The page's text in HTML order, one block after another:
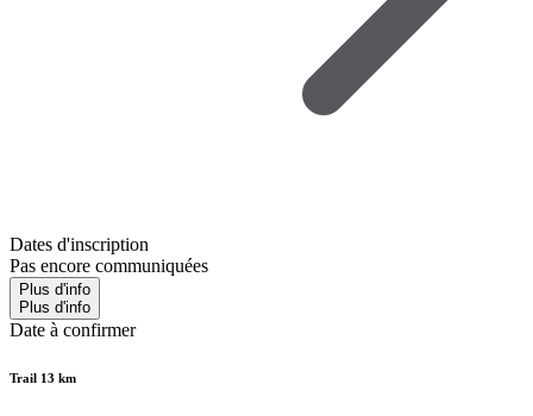
Dates d'inscription
Pas encore communiquées
Plus d'info
Plus d'info
Date à confirmer
Trail 13 km